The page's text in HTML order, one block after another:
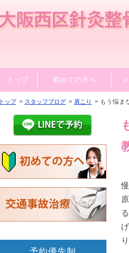
トップ 初めての方へ
トップ スタッフブログ 肩こり もう悩ま